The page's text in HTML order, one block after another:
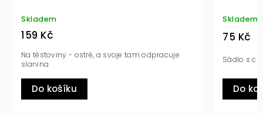
Skladem
159 Kč
Do košíku
Na těstoviny - ostré, a svoje tam odpracuje
slanina
Skladem
75 Kč
Do
Sádlo s